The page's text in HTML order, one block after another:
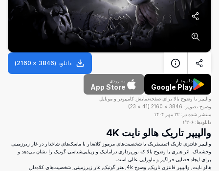
دانلود (
3846
×
2160
)
دانلود از
Google Play
به زودی
App Store
والپیپر با وضوح بالا برای صفحه‌نمایش کامپیوتر و موبایل
وضوح تصویر: 3846
×
2160
(
41
×
23
)
منتشر شده در: ۲۲ مهر ۱۴۰۴
دانلودها: ۱٬۲۰۶
والپیپر تاریک هالو نایت 4K
والپیپر فانتزی تاریک اتمسفریک با شخصیت‌های مرموز کلاه‌دار با ماسک‌های شاخدار در غار زیرزمینی
وحشتناک. اثر هنری با وضوح بالا که نورپردازی دراماتیک و زیبایی‌شناسی گوتیک را نشان می‌دهد و
برای ایجاد فضایی فراگیر و ماورایی عالی است.
هالو نایت, والپیپر فانتزی تاریک, وضوح 4k, هنر گوتیک, غار زیرزمینی, شخصیت‌های کلاه‌دار,